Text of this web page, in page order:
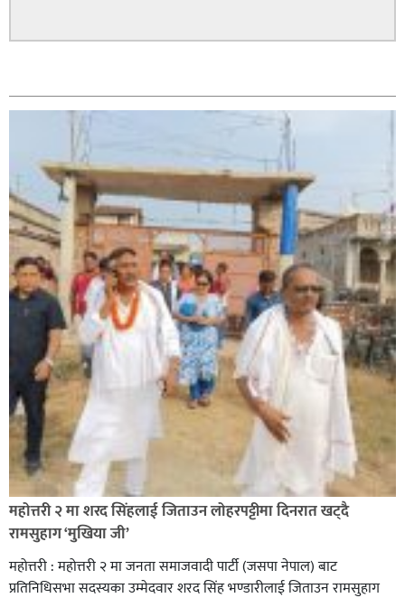
सिराहा-२ मा संजय यादव भिड्ने !
रक्तदान सेवामा जिल्लामै दोस्रो स्थान ल्याएकोमा जनमत नेताद्वय
रेडक्रस सिराहा द्वारा सम्मानित
महोत्तरी २ मा शरद सिंहलाई जिताउन लोहरपट्टीमा दिनरात खट्दै
रामसुहाग ‘मुखिया जी’
महोत्तरी : महोत्तरी २ मा जनता समाजवादी पार्टी (जसपा नेपाल) बाट
प्रतिनिधिसभा सदस्यका उम्मेदवार शरद सिंह भण्डारीलाई जिताउन रामसुहाग